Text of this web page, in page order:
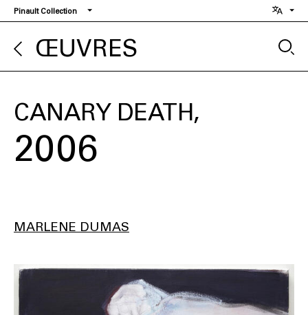
Aller
au
contenu
principal
Pinault Collection
ŒUVRES
CANARY DEATH
2006
MARLENE DUMAS